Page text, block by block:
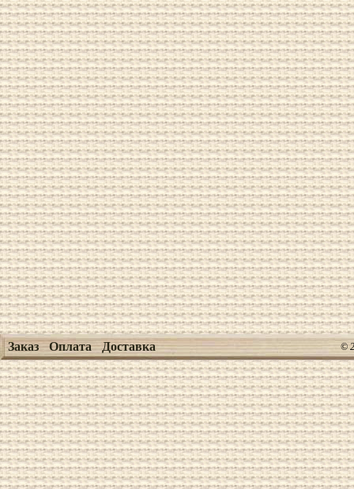
Заказ Оплата Доставка ©